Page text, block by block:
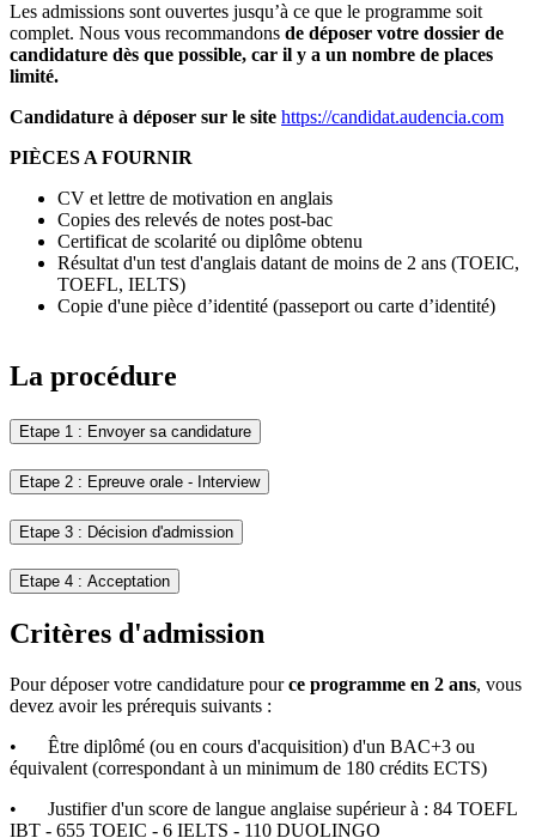
Les admissions sont ouvertes jusqu’à ce que le programme soit
complet. Nous vous recommandons de déposer votre dossier de
candidature dès que possible, car il y a un nombre de places
limité.
Candidature à déposer sur le site https://candidat.audencia.com
PIÈCES A FOURNIR
CV et lettre de motivation en anglais
Copies des relevés de notes post-bac
Certificat de scolarité ou diplôme obtenu
Résultat d'un test d'anglais datant de moins de 2 ans (TOEIC,
TOEFL, IELTS)
Copie d'une pièce d’identité (passeport ou carte d’identité)
La procédure
Etape 1 : Envoyer sa candidature
Etape 2 : Epreuve orale - Interview
Etape 3 : Décision d'admission
Etape 4 : Acceptation
Critères d'admission
Pour déposer votre candidature pource programme en 2 ans, vous
devez avoir les prérequis suivants :
•
Être diplômé (ou en cours d'acquisition) d'un BAC+3 ou
équivalent (correspondant à un minimum de 180 crédits ECTS)
•
Justifier d'un score de langue anglaise supérieur à : 84 TOEFL
IBT - 655 TOEIC - 6 IELTS - 110 DUOLINGO